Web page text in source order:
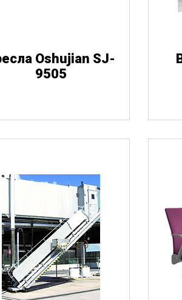
Oshujian SJ-
9505